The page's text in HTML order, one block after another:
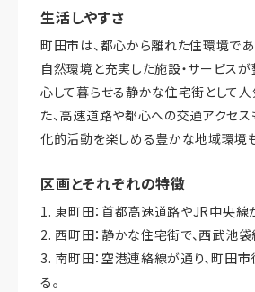
生活しやすさ
町田市は、都心から離れた住環境で
自然環境と充実した施設・サービスが
心して暮らせる静かな住宅街として人
た、高速道路や都心への交通アクセ
化的活動を楽しめる豊かな地域環境も
区画とそれぞれの特徴
1. 東町田：首都高速道路やJR中央線
2. 西町田：静かな住宅街で、西武池袋
3. 南町田：空港連絡線が通り、町田
る。